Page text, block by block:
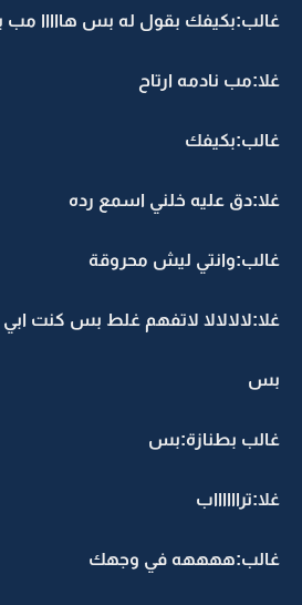
غالب:بكيفك بقول له بس هااااا مب
غلا:مب نادمه ارتاح
غالب:بكيفك
غلا:دق عليه خلني اسمع رده
غالب:وانتي ليش محروقة
غلا:لالالالا لاتفهم غلط بس كنت
بس
غالب بطنازة:بس
غلا:ترااااااب
غالب:ههههه في وجهك